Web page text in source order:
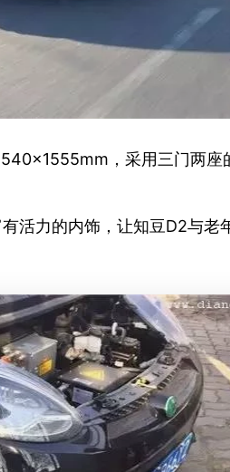
，采用三门两座
活力的内饰，让知豆D2与